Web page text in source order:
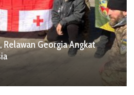
Relawan Georgia Angkat